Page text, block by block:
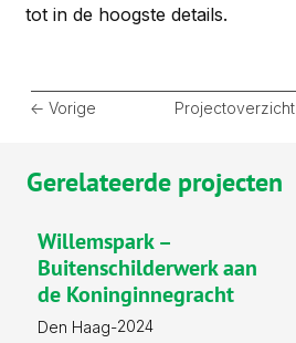
tot in de hoogste details.
<- Vorige Projectoverzicht
Gerelateerde projecten
Willemspark –
Buitenschilderwerk aan
de Koninginnegracht
Den Haag 2024
-